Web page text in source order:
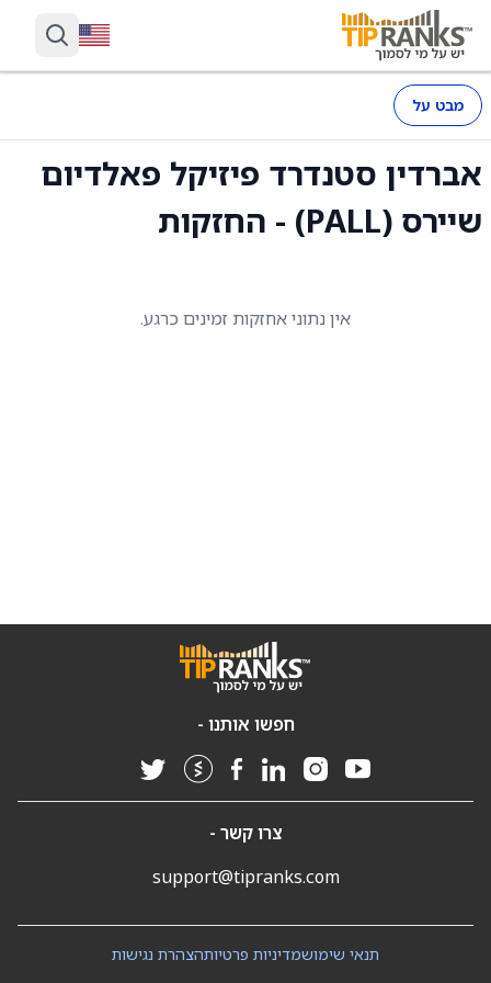
מבט על
אברדין סטנדרד פיזיקל פאלדיום
שיירס (PALL) - החזקות
אין נתוני אחזקות זמינים כרגע.
חפשו אותנו -
צרו קשר -
support@tipranks.com
הצהרת נגישותמדיניות פרטיותתנאי שימוש